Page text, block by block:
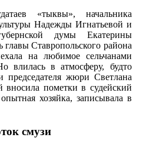
«тыквы», начальника
Надежды Игнатьевой и
думы Екатерины
главы Ставропольского района
на любимое сельчанами
влилась в атмосферу, будто
председателя жюри Светлана
вносила пометки в судейский
хозяйка, записывала в
смузи